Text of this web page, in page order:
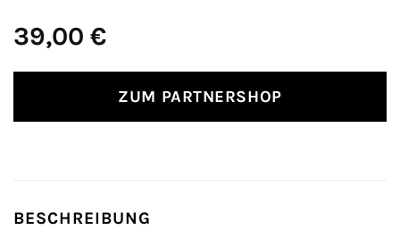
39,00 €
ZUM PARTNERSHOP
BESCHREIBUNG